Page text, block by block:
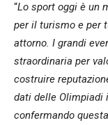
“Lo sport oggi è un
per il turismo e per
attorno. I grandi
straordinaria per
costruire
dati delle Olimpiadi
confermando